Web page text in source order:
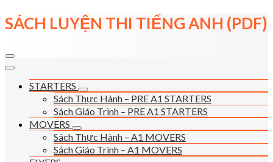
Skip
to
SÁCH LUYỆN THI TIẾNG ANH (PDF)
STARTERS
Sách Thực Hành – PRE A1 STARTERS
Sách Giáo Trình – PRE A1 STARTERS
MOVERS
Sách Thực Hành – A1 MOVERS
Sách Giáo Trình – A1 MOVERS